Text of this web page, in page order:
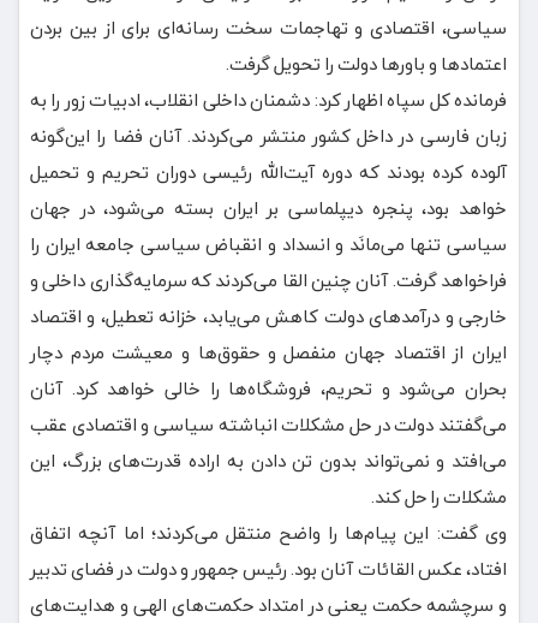
سیاسی، اقتصادی و تهاجمات سخت رسانه‌ای برای از بین بردن
اعتمادها و باورها دولت را تحویل گرفت.
فرمانده کل سپاه اظهار کرد: دشمنان داخلی انقلاب، ادبیات زور را به
زبان فارسی در داخل کشور منتشر می‌کردند. آنان فضا را این‌گونه
آلوده کرده بودند که دوره آیت‌الله رئیسی دوران تحریم و تحمیل
خواهد بود، پنجره دیپلماسی بر ایران بسته می‌شود، در جهان
سیاسی تنها می‌مانَد و انسداد و انقباض سیاسی جامعه ایران را
فراخواهد گرفت. آنان چنین القا می‌کردند که سرمایه‌گذاری داخلی و
خارجی و درآمدهای دولت کاهش می‌یابد، خزانه تعطیل، و اقتصاد
ایران از اقتصاد جهان منفصل و حقوق‌ها و معیشت مردم دچار
بحران می‌شود و تحریم، فروشگاه‌ها را خالی خواهد کرد. آنان
می‌گفتند دولت در حل مشکلات انباشته سیاسی و اقتصادی عقب
می‌افتد و نمی‌تواند بدون تن دادن به اراده قدرت‌های بزرگ، این
مشکلات را حل کند.
وی گفت: این پیام‌ها را واضح منتقل می‌کردند؛ اما آنچه اتفاق
افتاد، عکس القائات آنان بود. رئیس جمهور و دولت در فضای تدبیر
و سرچشمه حکمت یعنی در امتداد حکمت‌های الهی و هدایت‌های